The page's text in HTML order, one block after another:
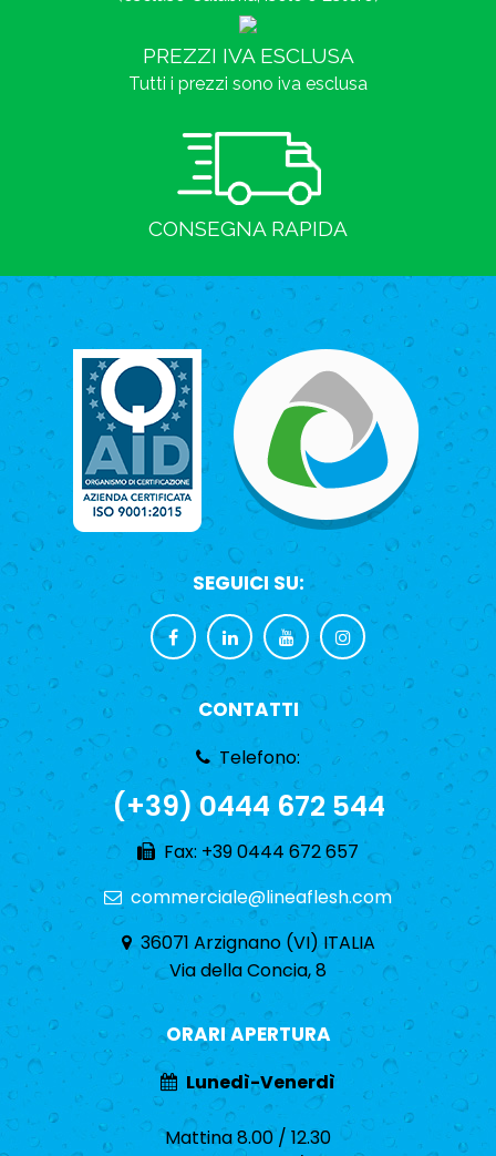
PREZZI IVA ESCLUSA
Tutti i prezzi sono iva esclusa
CONSEGNA RAPIDA
SEGUICI SU:
CONTATTI
Telefono:
(+39) 0444 672 544
Fax: +39 0444 672 657
commerciale@lineaflesh.com
36071 Arzignano (VI) ITALIA
Via della Concia, 8
ORARI APERTURA
Lunedì-Venerdì
Mattina 8.00 / 12.30